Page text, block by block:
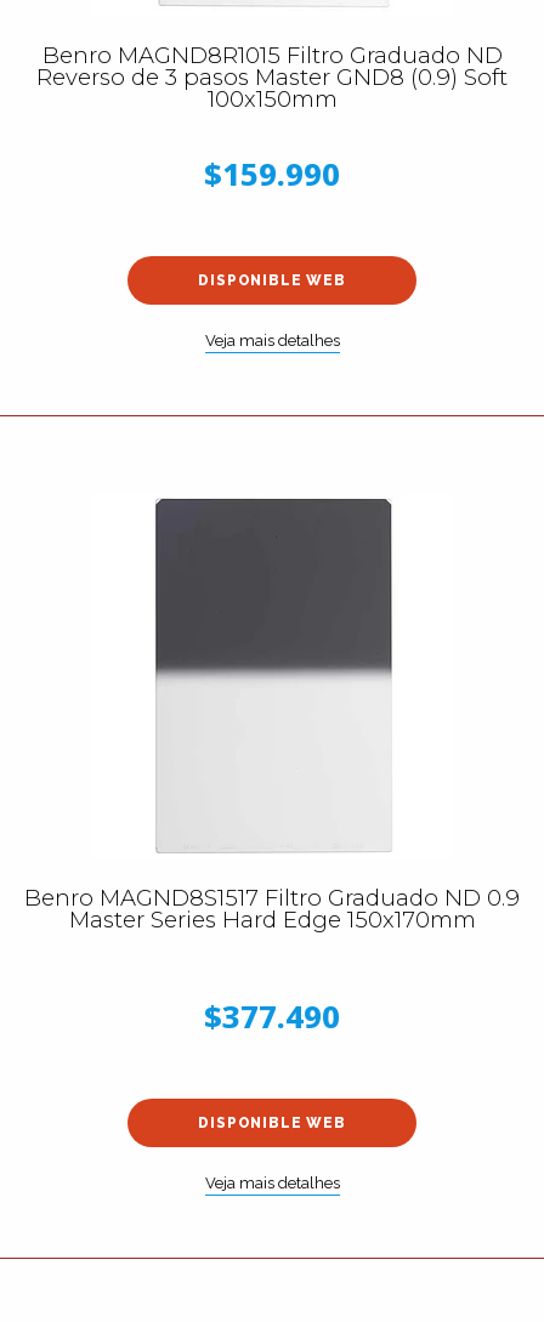
Benro MAGND8R1015 Filtro Graduado ND
Reverso de 3 pasos Master GND8 (0.9) Soft
100x150mm
$159.990
DISPONIBLE WEB
Veja mais detalhes
Benro MAGND8S1517 Filtro Graduado ND 0.9
Master Series Hard Edge 150x170mm
$377.490
DISPONIBLE WEB
Veja mais detalhes